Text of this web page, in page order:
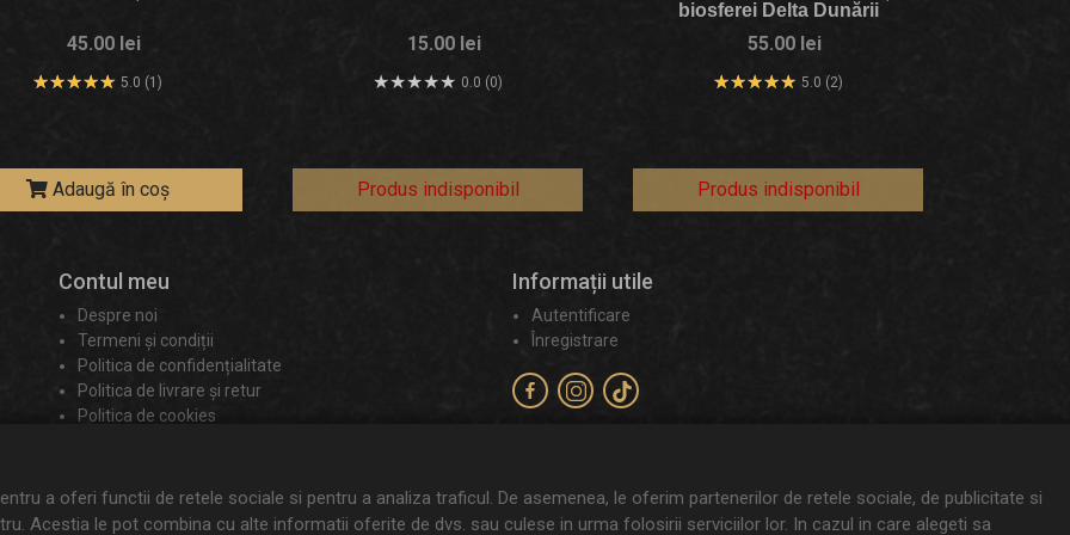
45.00 lei
5.0 (1)
Adaugă în coș
15.00 lei
0.0 (0)
Produs indisponibil
biosferei Delta Dunării
55.00 lei
5.0 (2)
Produs indisponibil
Contul meu
Despre noi
Termeni și condiții
Politica de confidențialitate
Politica de livrare și retur
Politica de cookies
Informații utile
Autentificare
Înregistrare
a oferi functii de retele sociale si pentru a analiza traficul. De asemenea, le oferim partenerilor de retele sociale, de publicitate si
Acestia le pot combina cu alte informatii oferite de dvs. sau culese in urma folosirii serviciilor lor. In cazul in care alegeti sa